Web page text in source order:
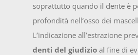
soprattutto quando il dente è
profondità nell’osso dei
L’indicazione all’estrazione
denti del giudizio al fine di